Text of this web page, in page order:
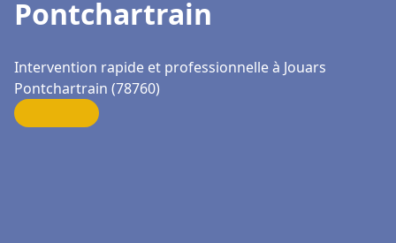
Pontchartrain
Intervention rapide et professionnelle à Jouars
Pontchartrain (78760)